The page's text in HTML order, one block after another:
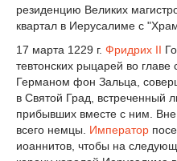
резиденцию Великих
квартал в Иерусалиме с
17 марта 1229 г. Фридрих II
тевтонских рыцарей во
Германом фон Зальца,
в Святой Град, встреченный
прибывших вместе с ним.
всего немцы. Император
иоаннитов, чтобы на